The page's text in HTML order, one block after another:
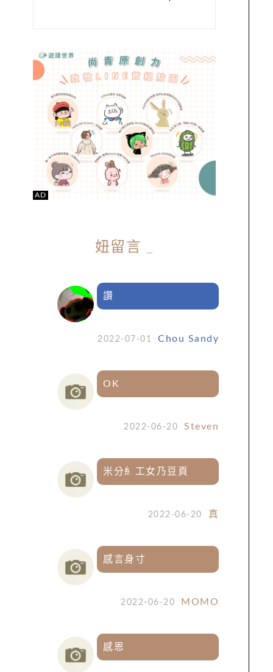
AD
妞留言
讚
2022-07-01 Chou Sandy
OK
2022-06-20 Steven
米分糹工女乃豆頁
2022-06-20 真
感言身寸
2022-06-20 MOMO
感恩